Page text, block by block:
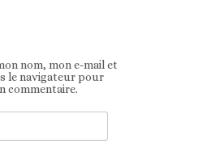
nom, mon e-mail et
le navigateur pour
commentaire.